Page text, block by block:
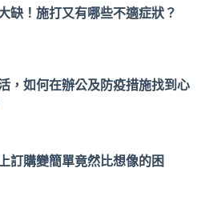
缺！施打又有哪些不適症狀？
，如何在辦公及防疫措施找到心
訂購變簡單竟然比想像的困